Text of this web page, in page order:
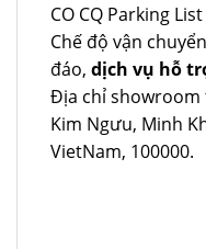
CO CQ Parking
Chế độ vận
đáo, dịch vụ hỗ
Địa chỉ showroom
Kim Ngưu, Minh
VietNam, 100000.